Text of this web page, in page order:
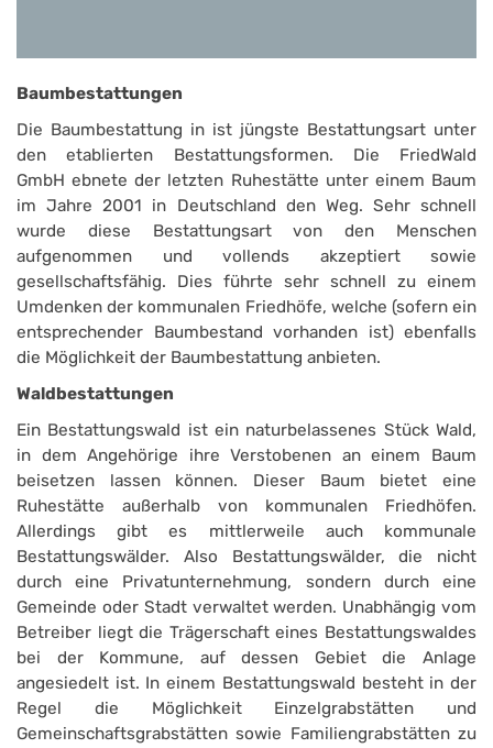
Baumbestattungen
Die Baumbestattung in ist jüngste Bestattungsart unter
den etablierten Bestattungsformen. Die FriedWald
GmbH ebnete der letzten Ruhestätte unter einem Baum
im Jahre 2001 in Deutschland den Weg. Sehr schnell
wurde diese Bestattungsart von den Menschen
aufgenommen und vollends akzeptiert sowie
gesellschaftsfähig. Dies führte sehr schnell zu einem
Umdenken der kommunalen Friedhöfe, welche (sofern ein
entsprechender Baumbestand vorhanden ist) ebenfalls
die Möglichkeit der Baumbestattung anbieten.
Waldbestattungen
Ein Bestattungswald ist ein naturbelassenes Stück Wald,
in dem Angehörige ihre Verstobenen an einem Baum
beisetzen lassen können. Dieser Baum bietet eine
Ruhestätte außerhalb von kommunalen Friedhöfen.
Allerdings gibt es mittlerweile auch kommunale
Bestattungswälder. Also Bestattungswälder, die nicht
durch eine Privatunternehmung, sondern durch eine
Gemeinde oder Stadt verwaltet werden. Unabhängig vom
Betreiber liegt die Trägerschaft eines Bestattungswaldes
bei der Kommune, auf dessen Gebiet die Anlage
angesiedelt ist. In einem Bestattungswald besteht in der
Regel die Möglichkeit Einzelgrabstätten und
Gemeinschaftsgrabstätten sowie Familiengrabstätten zu